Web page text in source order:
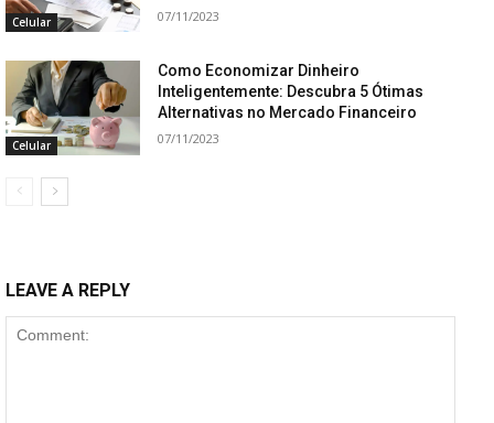
Celular 07/11/2023
Celular
Como Economizar Dinheiro
Inteligentemente: Descubra 5 Ótimas
Alternativas no Mercado Financeiro
07/11/2023
LEAVE A REPLY